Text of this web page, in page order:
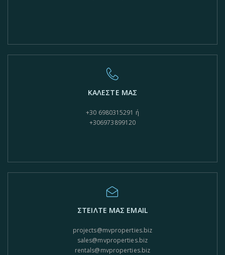
ΚΑΛΕΣΤΕ ΜΑΣ
+30 6980315291 ή
+306973899120
ΣΤΕΙΛΤΕ ΜΑΣ EMAIL
projects@mvproperties.biz
sales@mvproperties.biz
rentals@mvproperties.biz